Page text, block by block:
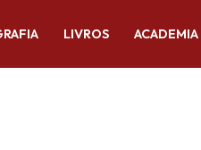
LIVROS ACADEMIA